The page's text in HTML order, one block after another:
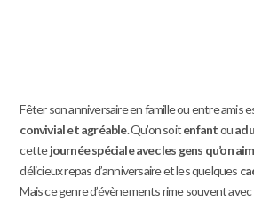
Fêter son anniversaire en famille ou entre amis
convivial et agréable. Qu’on soitenfantou
cettejournée spéciale avec les gens qu’on
délicieux repas d’anniversaire et les quelques
Mais ce genre d’évènements rime souvent avec